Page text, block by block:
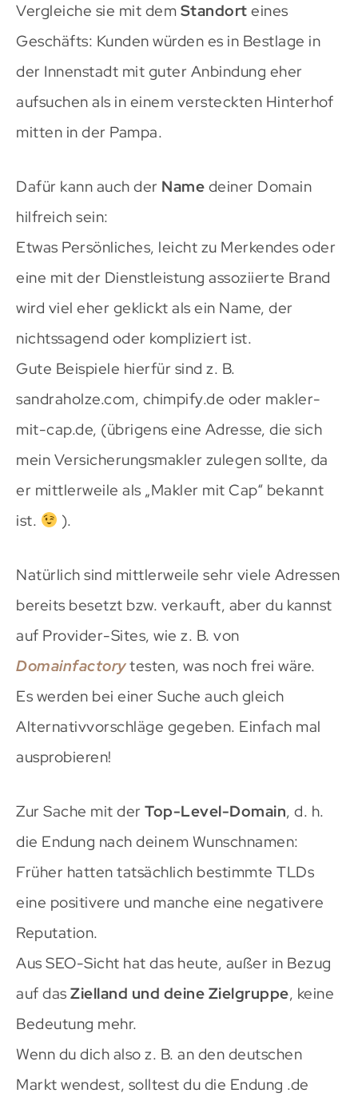
Vergleiche sie mit dem Standort eines
Geschäfts: Kunden würden es in Bestlage in
der Innenstadt mit guter Anbindung eher
aufsuchen als in einem versteckten Hinterhof
mitten in der Pampa.
Dafür kann auch der Name deiner Domain
hilfreich sein:
Etwas Persönliches, leicht zu Merkendes oder
eine mit der Dienstleistung assoziierte Brand
wird viel eher geklickt als ein Name, der
nichtssagend oder kompliziert ist.
Gute Beispiele hierfür sind z. B.
sandraholze.com, chimpify.de oder makler-
mit-cap.de, (übrigens eine Adresse, die sich
mein Versicherungsmakler zulegen sollte, da
er mittlerweile als „Makler mit Cap“ bekannt
ist.
).
Natürlich sind mittlerweile sehr viele Adressen
bereits besetzt bzw. verkauft, aber du kannst
auf Provider-Sites, wie z. B. von
Domainfactorytesten, was noch frei wäre.
Es werden bei einer Suche auch gleich
Alternativvorschläge gegeben. Einfach mal
ausprobieren!
Zur Sache mit der Top-Level-Domain, d. h.
die Endung nach deinem Wunschnamen:
Früher hatten tatsächlich bestimmte TLDs
eine positivere und manche eine negativere
Reputation.
Aus SEO-Sicht hat das heute, außer in Bezug
auf das Zielland und deine Zielgruppe, keine
Bedeutung mehr.
Wenn du dich also z. B. an den deutschen
Markt wendest, solltest du die Endung .de